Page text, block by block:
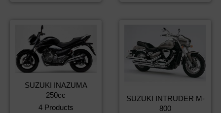
SUZUKI INAZUMA
250cc
4 Products
SUZUKI INTRUDER M-
800